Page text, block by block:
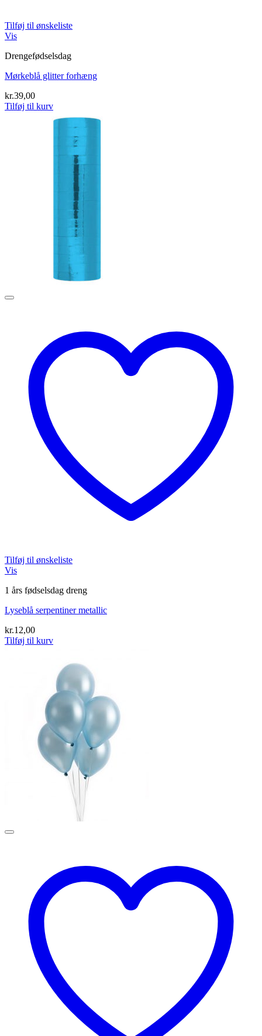
Tilføj til ønskeliste
Vis
Drengefødselsdag
Mørkeblå glitter forhæng
kr.39,00
Tilføj til kurv
Tilføj til ønskeliste
Vis
1 års fødselsdag dreng
Lyseblå serpentiner metallic
kr.12,00
Tilføj til kurv